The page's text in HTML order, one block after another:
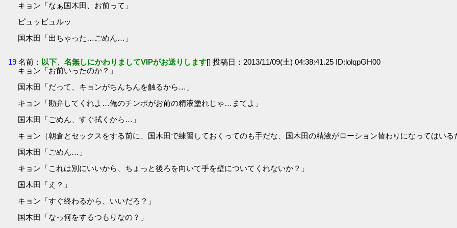
キョン「なぁ国木田、お前って」
ピュッビュルッ
国木田「出ちゃった…ごめん…」
19 名前： 以下、名無しにかわりましてVIPがお送りします[] 投稿日：2013/11/09(土) 04:38:41.25 ID:lolqpGH00
キョン「お前いったのか？」
国木田「だって、キョンがちんちんを触るから…」
キョン「勘弁してくれよ…俺のチンポがお前の精液塗れじゃ…まてよ」
国木田「ごめん、すぐ拭くから…」
キョン（朝倉とセックスをする前に、国木田で練習しておくってのも手だな、国木田の精液がローション替わりになってはいる
国木田「ごめん…」
キョン「これは別にいいから、ちょっと後ろを向いて手を壁についてくれないか？」
国木田「え？」
キョン「すぐ終わるから、いいだろ？」
国木田「なっ何をするつもりなの？」